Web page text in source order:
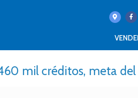
mil créditos, meta